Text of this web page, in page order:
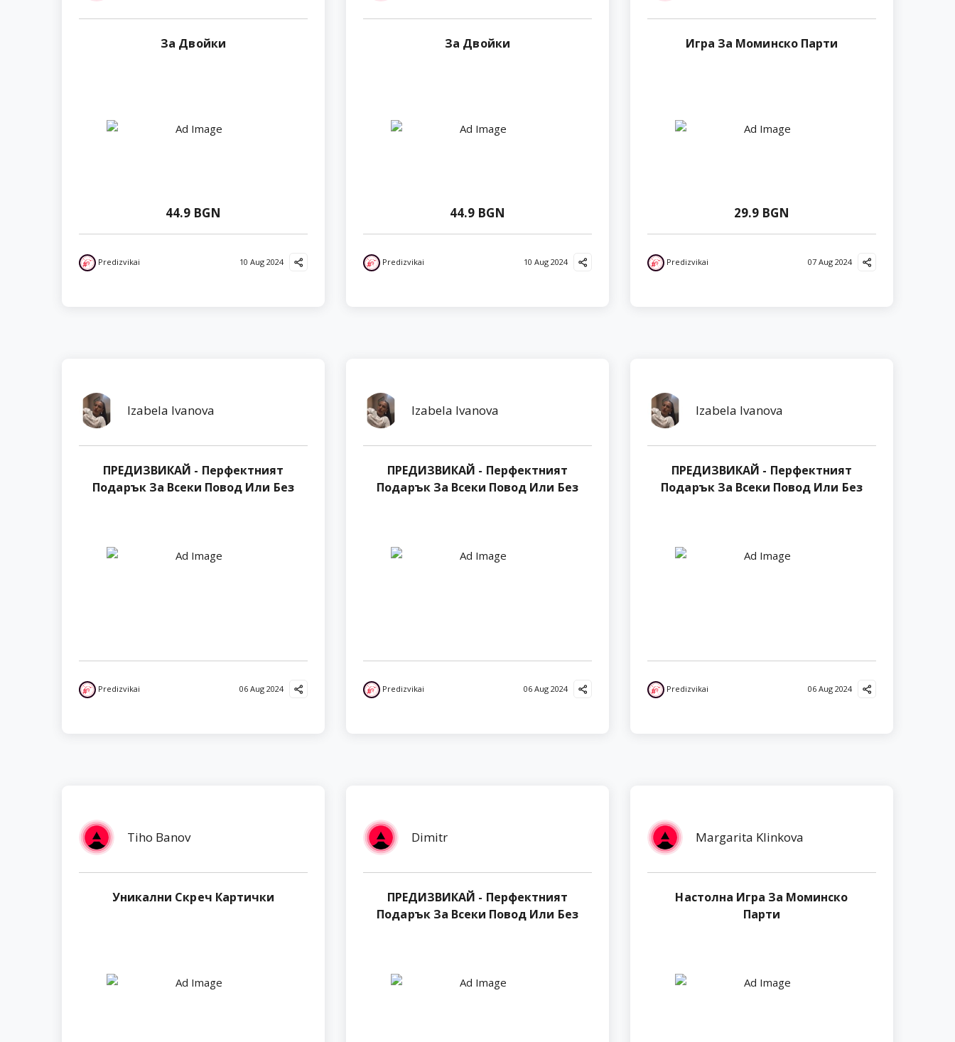
За Двойки
44.9 BGN
Predizvikai 10 Aug 2024
За Двойки
44.9 BGN
Predizvikai 10 Aug 2024
Игра За Моминско Парти
29.9 BGN
Predizvikai 07 Aug 2024
Izabela Ivanova
ПРЕДИЗВИКАЙ - Перфектният
Подарък За Всеки Повод Или Без
Predizvikai 06 Aug 2024
Izabela Ivanova
ПРЕДИЗВИКАЙ - Перфектният
Подарък За Всеки Повод Или Без
Predizvikai 06 Aug 2024
Izabela Ivanova
ПРЕДИЗВИКАЙ - Перфектният
Подарък За Всеки Повод Или Без
Predizvikai 06 Aug 2024
Tiho Banov
Уникални Скреч Картички
Dimitr
ПРЕДИЗВИКАЙ - Перфектният
Подарък За Всеки Повод Или Без
Margarita Klinkova
Настолна Игра За Моминско
Парти